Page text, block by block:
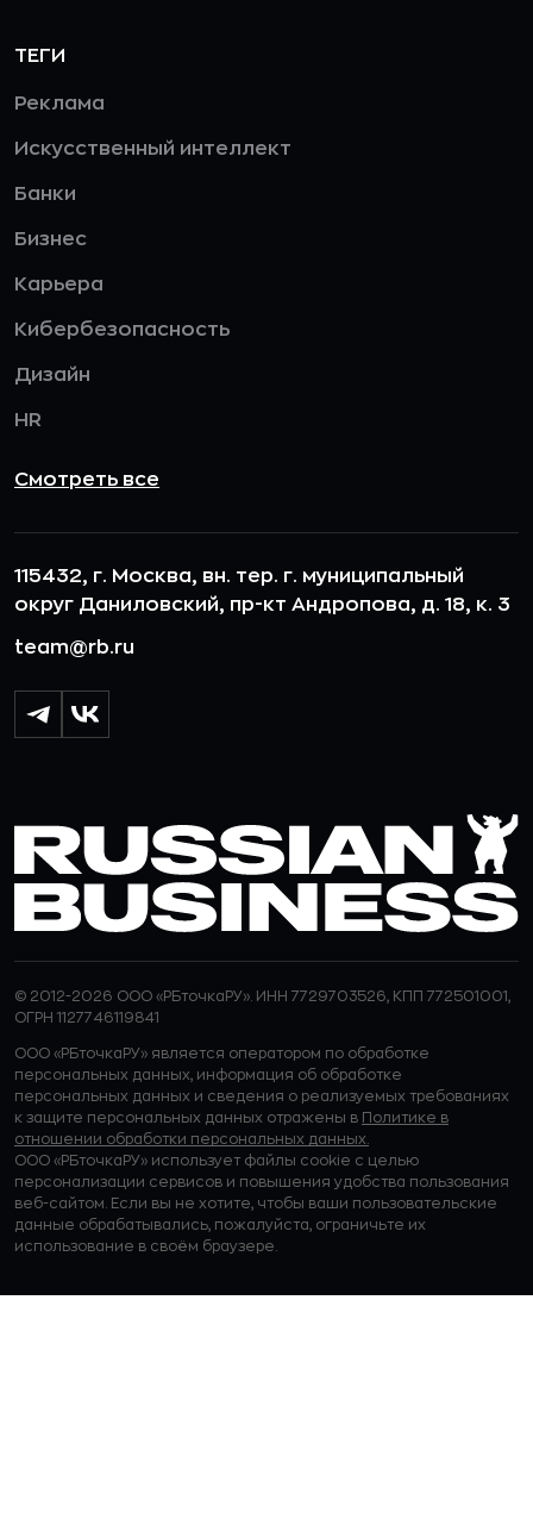
ТЕГИ
Реклама
Искусственный интеллект
Банки
Бизнес
Карьера
Кибербезопасность
Дизайн
HR
Смотреть все
115432, г. Москва, вн. тер. г. муниципальный
округ Даниловский, пр-кт Андропова, д. 18, к. 3
team@rb.ru
© 2012-2026 ООО «РБточкаРУ». ИНН 7729703526, КПП 772501001,
ОГРН 1127746119841
ООО «РБточкаРУ» является оператором по обработке
персональных данных, информация об обработке
персональных данных и сведения о реализуемых требованиях
к защите персональных данных отражены в Политике в
отношении обработки персональных данных.
ООО «РБточкаРУ» использует файлы cookie с целью
персонализации сервисов и повышения удобства пользования
веб-сайтом. Если вы не хотите, чтобы ваши пользовательские
данные обрабатывались, пожалуйста, ограничьте их
использование в своём браузере.